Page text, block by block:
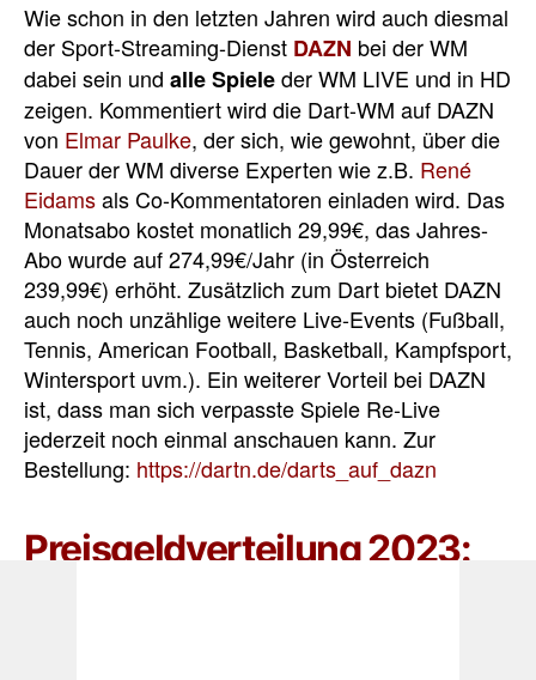
Wie schon in den letzten Jahren wird auch diesmal
der Sport-Streaming-Dienst DAZN bei der WM
dabei sein und alle Spieleder WM LIVE und in HD
zeigen. Kommentiert wird die Dart-WM auf DAZN
von Elmar Paulke, der sich, wie gewohnt, über die
Dauer der WM diverse Experten wie z.B. René
Eidamsals Co-Kommentatoren einladen wird. Das
Monatsabo kostet monatlich 29,99€, das Jahres-
Abo wurde auf 274,99€/Jahr (in Österreich
239,99€) erhöht. Zusätzlich zum Dart bietet DAZN
auch noch unzählige weitere Live-Events (Fußball,
Tennis, American Football, Basketball, Kampfsport,
Wintersport uvm.). Ein weiterer Vorteil bei DAZN
ist, dass man sich verpasste Spiele Re-Live
jederzeit noch einmal anschauen kann. Zur
Bestellung: https://dartn.de/darts_auf_dazn
Preisgeldverteilung 2023: